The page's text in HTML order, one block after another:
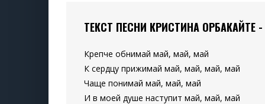
ТЕКСТ ПЕСНИ КРИСТИНА
Крепче обнимай май, май, май
К сердцу прижимай май, май, май, май
Чаще понимай май, май, май
И в моей душе наступит май, май, май